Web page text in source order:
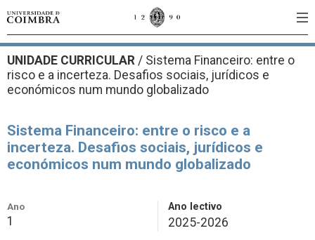
UNIDADE CURRICULAR / Sistema Financeiro: entre o
risco e a incerteza. Desafios sociais, jurídicos e
económicos num mundo globalizado
Sistema Financeiro: entre o risco e a
incerteza. Desafios sociais, jurídicos e
económicos num mundo globalizado
Ano
1
Ano lectivo
2025-2026